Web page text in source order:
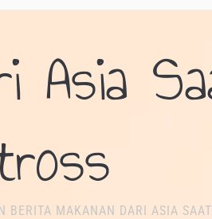
Asia
BERITA MAKANAN DARI ASIA